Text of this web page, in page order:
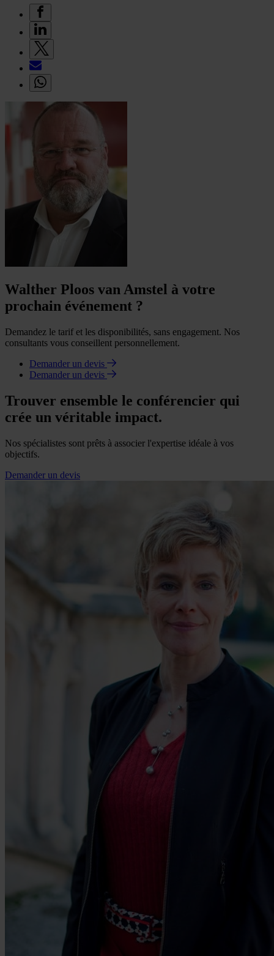
Walther Ploos van Amstel à votre
prochain événement ?
Demandez le tarif et les disponibilités, sans engagement. Nos
consultants vous conseillent personnellement.
Demander un devis
Demander un devis
Trouver ensemble le conférencier qui
crée un véritable impact.
Nos spécialistes sont prêts à associer l'expertise idéale à vos
objectifs.
Demander un devis